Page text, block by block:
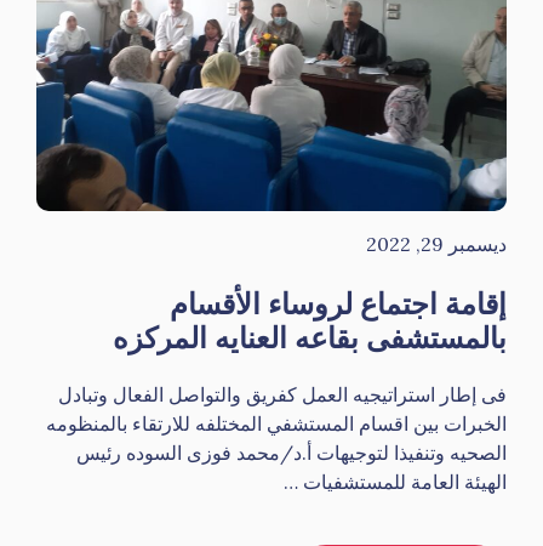
ديسمبر 29, 2022
إقامة اجتماع لروساء الأقسام
بالمستشفى بقاعه العنايه المركزه
فى إطار استراتيجيه العمل كفريق والتواصل الفعال وتبادل
الخبرات بين اقسام المستشفي المختلفه للارتقاء بالمنظومه
الصحيه وتنفيذا لتوجيهات أ.د/محمد فوزى السوده رئيس
الهيئة العامة للمستشفيات …